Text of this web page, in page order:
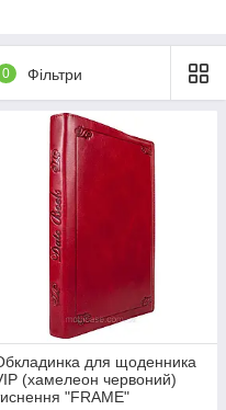
0 Фільтри
для щоденника
(хамелеон червоний)
"FRAME"